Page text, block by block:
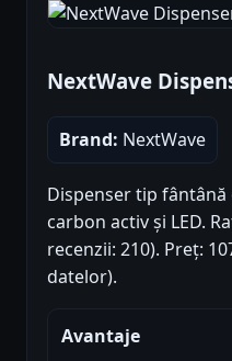
NextWave
Brand: NextWave
Dispenser tip
carbon activ și LED.
recenzii: 210). Preț:
datelor).
Avantaje